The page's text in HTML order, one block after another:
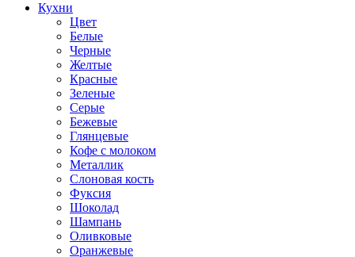
Кухни
Цвет
Белые
Черные
Желтые
Красные
Зеленые
Серые
Бежевые
Глянцевые
Кофе с молоком
Металлик
Слоновая кость
Фуксия
Шоколад
Шампань
Оливковые
Оранжевые